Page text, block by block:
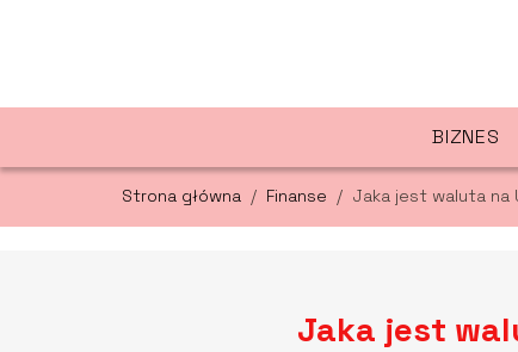
BIZNES
Strona główna / Finanse / Jaka jest waluta na
Jaka jest